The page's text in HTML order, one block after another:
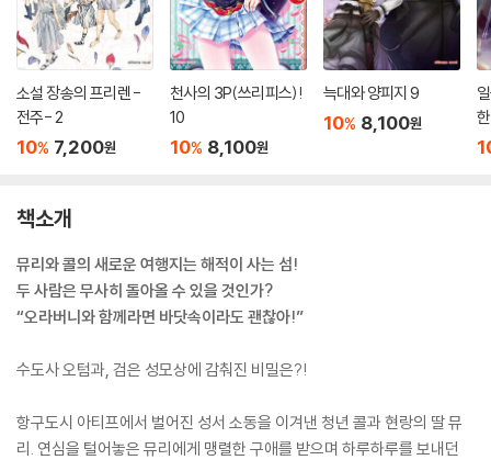
소설 장송의 프리렌 -
전주- 2
10% 7,200원
천사의 3P(쓰리피스)!
10
10% 8,100원
늑대와 양피지 9
10% 8,100원
책소개
뮤리와 콜의 새로운 여행지는 해적이 사는 섬!
두 사람은 무사히 돌아올 수 있을 것인가?
“오라버니와 함께라면 바닷속이라도 괜찮아!”
수도사 오텀과, 검은 성모상에 감춰진 비밀은?!
항구도시 아티프에서 벌어진 성서 소동을 이겨낸 청년 콜과 현랑의 딸 뮤
리. 연심을 털어놓은 뮤리에게 맹렬한 구애를 받으며 하루하루를 보내던